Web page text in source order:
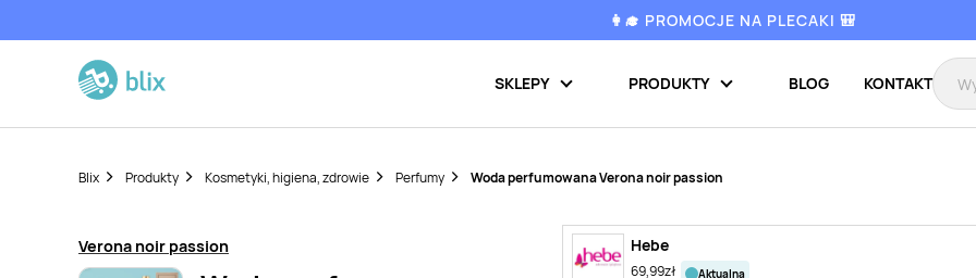
👩‍🎓 PROMOCJE NA PLECAKI 🎒
SKLEPY PRODUKTY BLOG KONTAKT
Blix Produkty Kosmetyki, higiena, zdrowie Perfumy Woda perfumowana Verona noir passion
Verona noir passion Hebe
69,99zł aktualna